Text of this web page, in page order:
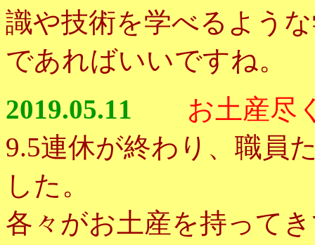
識や技術を学べるよう
であればいいですね。
2019.05.11
お土産尽
9.5連休が終わり、職員
した。
各々がお土産を持って